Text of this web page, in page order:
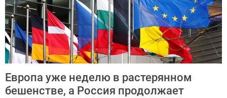
Европа уже неделю в растерянном
бешенстве, а Россия продолжает